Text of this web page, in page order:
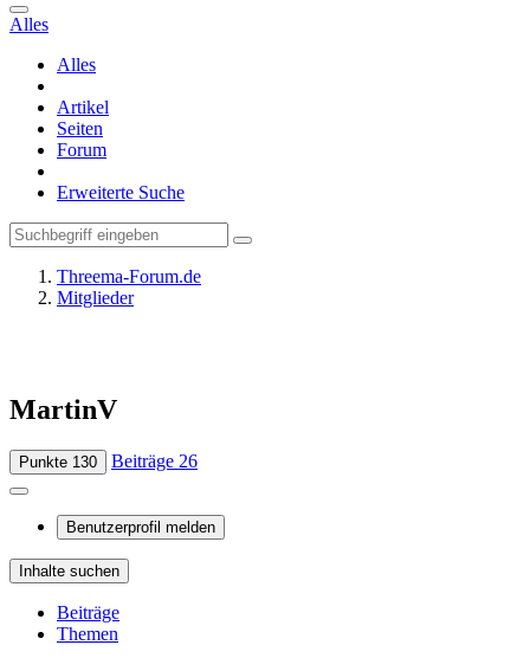
Alles
Alles
Artikel
Seiten
Forum
Erweiterte Suche
Threema-Forum.de
Mitglieder
MartinV
Punkte 130 Beiträge 26
Benutzerprofil melden
Inhalte suchen
Beiträge
Themen